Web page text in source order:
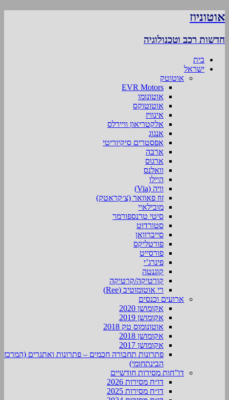
אוטוניוז
חדשות רכב וטכנולוגיה
בית
ישראל
אוטוטק
EVR Motors
אוטונומו
אוטוטוקס
אינוויז
אלקטריאון וויירלס
אנגוג
אפסטרים סיקיוריטי
ארבה
ארגוס
וואלנס
היילו
וויה (Via)
זוז פאוואר (צ׳קראטק)
מובילאיי
סיטי טרנספורמר
סטורדוט
סייברוואן
פורטליקס
פורסייט
פינרג’י
קוגנטה
קורטיקה/קרטיקה
רי אוטומוטיב (Ree)
ארועים וכנסים
אקומושן 2020
אקומושן 2019
אוטונומוס טק 2018
אקומושן 2018
אקומושן 2017
פתרונות תחבורה חכמים – פתרונות ואתגרים (המרכז
הבינתחומי)
דו”חות מסירות חודשיים
דו״ח מסירות 2026
דו״ח מסירות 2025